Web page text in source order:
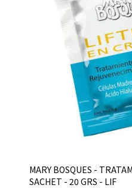
MARY BOSQUES -
SACHET - 20 GRS - LIF